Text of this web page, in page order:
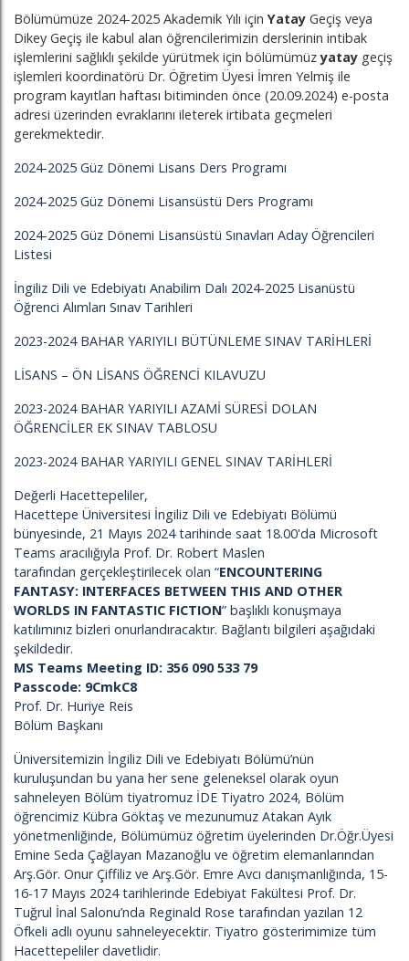
Bölümümüze 2024-2025 Akademik Yılı içinYatay Geçiş veya
Dikey Geçiş ile kabul alan öğrencilerimizin derslerinin intibak
işlemlerini sağlıklı şekilde yürütmek için bölümümüzyatay geçiş
işlemleri koordinatörü Dr. Öğretim Üyesi İmren Yelmiş ile
program kayıtları haftası bitiminden önce (20.09.2024) e-posta
adresi üzerinden evraklarını ileterek irtibata geçmeleri
gerekmektedir.
2024-2025 Güz Dönemi Lisans Ders Programı
2024-2025 Güz Dönemi Lisansüstü Ders Programı
2024-2025 Güz Dönemi Lisansüstü Sınavları Aday Öğrencileri
Listesi
İngiliz Dili ve Edebiyatı Anabilim Dalı 2024-2025 Lisanüstü
Öğrenci Alımları Sınav Tarihleri
2023-2024 BAHAR YARIYILI BÜTÜNLEME SINAV TARİHLERİ
LİSANS – ÖN LİSANS ÖĞRENCİ KILAVUZU
2023-2024 BAHAR YARIYILI AZAMİ SÜRESİ DOLAN
ÖĞRENCİLER EK SINAV TABLOSU
2023-2024 BAHAR YARIYILI GENEL SINAV TARİHLERİ
Değerli Hacettepeliler,
Hacettepe Üniversitesi İngiliz Dili ve Edebiyatı Bölümü
bünyesinde, 21 Mayıs 2024 tarihinde saat 18.00'da Microsoft
Teams aracılığıyla Prof. Dr. Robert Maslen
tarafından gerçekleştirilecek olan “ENCOUNTERING
FANTASY: INTERFACES BETWEEN THIS AND OTHER
WORLDS IN FANTASTIC FICTION” başlıklı konuşmaya
katılımınız bizleri onurlandıracaktır. Bağlantı bilgileri aşağıdaki
şekildedir.
MS Teams Meeting ID: 356 090 533 79
Passcode: 9CmkC8
Prof. Dr. Huriye Reis
Bölüm Başkanı
Üniversitemizin İngiliz Dili ve Edebiyatı Bölümü’nün
kuruluşundan bu yana her sene geleneksel olarak oyun
sahneleyen Bölüm tiyatromuz İDE Tiyatro 2024, Bölüm
öğrencimiz Kübra Göktaş ve mezunumuz Atakan Ayık
yönetmenliğinde, Bölümümüz öğretim üyelerinden Dr.Öğr.Üyesi
Emine Seda Çağlayan Mazanoğlu ve öğretim elemanlarından
Arş.Gör. Onur Çiffiliz ve Arş.Gör. Emre Avcı danışmanlığında, 15-
16-17 Mayıs 2024 tarihlerinde Edebiyat Fakültesi Prof. Dr.
Tuğrul İnal Salonu’nda Reginald Rose tarafından yazılan 12
Öfkeli adlı oyunu sahneleyecektir. Tiyatro gösterimimize tüm
Hacettepeliler davetlidir.